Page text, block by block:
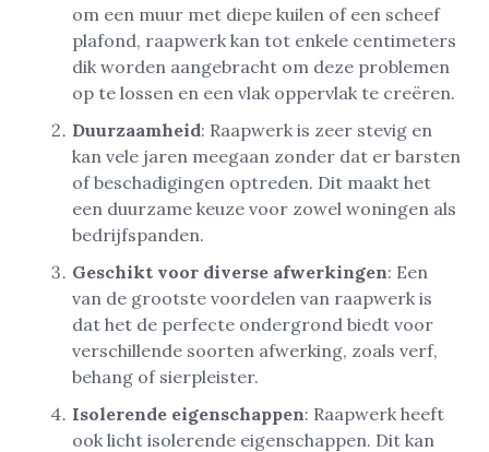
om een muur met diepe kuilen of een scheef
plafond, raapwerk kan tot enkele centimeters
dik worden aangebracht om deze problemen
op te lossen en een vlak oppervlak te creëren.
Duurzaamheid: Raapwerk is zeer stevig en
kan vele jaren meegaan zonder dat er barsten
of beschadigingen optreden. Dit maakt het
een duurzame keuze voor zowel woningen als
bedrijfspanden.
Geschikt voor diverse afwerkingen: Een
van de grootste voordelen van raapwerk is
dat het de perfecte ondergrond biedt voor
verschillende soorten afwerking, zoals verf,
behang of sierpleister.
Isolerende eigenschappen: Raapwerk heeft
ook licht isolerende eigenschappen. Dit kan